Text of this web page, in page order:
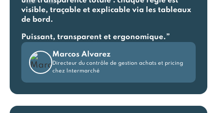
visible, traçable et explicable via les tableaux
de bord.
Puissant, transparent et ergonomique.”
Marcos Alvarez
Directeur du contrôle de gestion achats et pricing
chez Intermarché